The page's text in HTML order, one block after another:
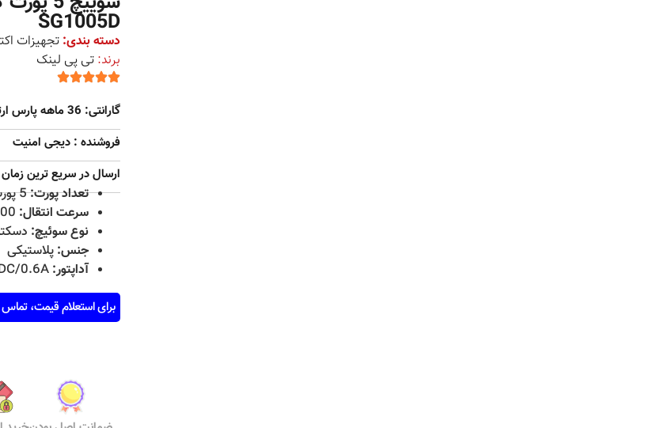
SG1005D
دسته بندی:تجهیزات
برند: تی پی لینک
گارانتی: 36 ماهه پارس ارتباط
فروشنده : دیجی امنیت
ارسال در سریع ترین
تعداد پورت:5 پورت شبکه
سرعت انتقال: 10/
نوع سوئیچ:
جنس: پلاستیکی
آداپتور:
برای استعلام قیمت، تماس